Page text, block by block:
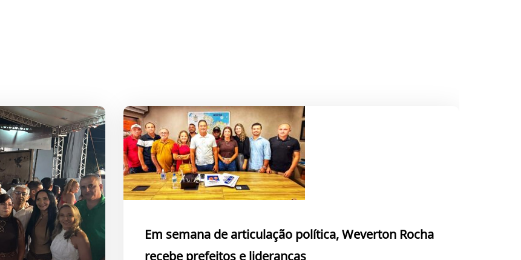
Em semana de articulação política, Weverton Rocha
recebe prefeitos e lideranças